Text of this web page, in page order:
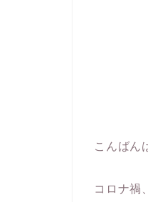
こんばん
コロナ禍